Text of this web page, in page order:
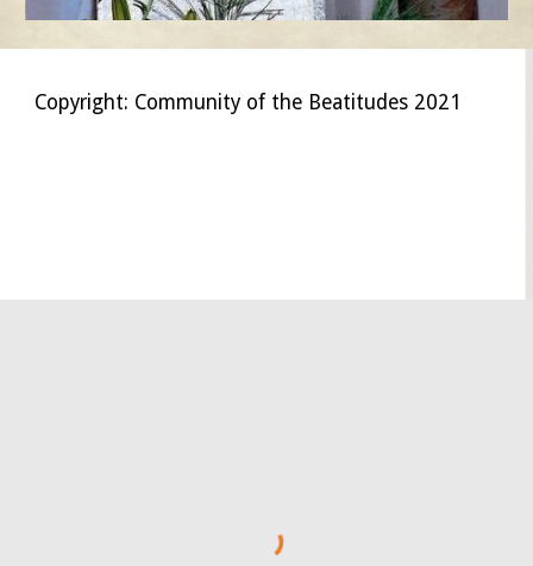
Copyright: Community of the Beatitudes 2021